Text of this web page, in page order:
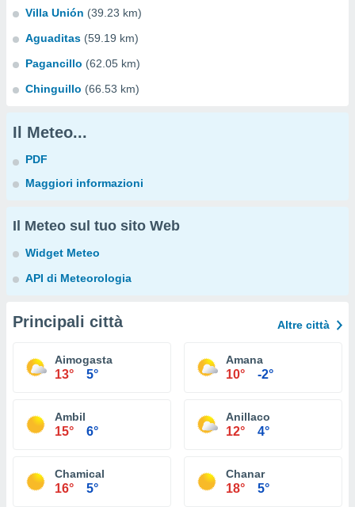
Villa Unión (39.23 km)
Aguaditas (59.19 km)
Pagancillo (62.05 km)
Chinguillo (66.53 km)
Il Meteo...
PDF
Maggiori informazioni
Il Meteo sul tuo sito Web
Widget Meteo
API di Meteorologia
Principali città Altre città
Aimogasta
13° 5°
Amana
10° -2°
Ambil
15° 6°
Anillaco
12° 4°
Chamical
16° 5°
Chanar
18° 5°